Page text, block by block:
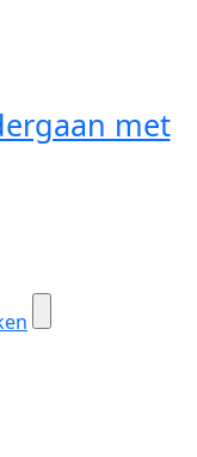
met